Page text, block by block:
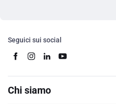
Seguici sui social
Chi siamo